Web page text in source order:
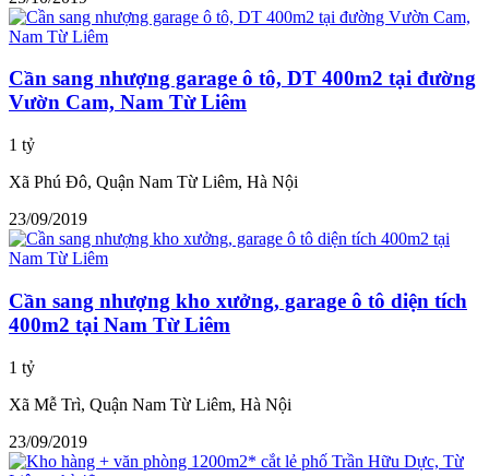
Cần sang nhượng garage ô tô, DT 400m2 tại đường
Vườn Cam, Nam Từ Liêm
1 tỷ
Xã Phú Đô, Quận Nam Từ Liêm, Hà Nội
23/09/2019
Cần sang nhượng kho xưởng, garage ô tô diện tích
400m2 tại Nam Từ Liêm
1 tỷ
Xã Mễ Trì, Quận Nam Từ Liêm, Hà Nội
23/09/2019